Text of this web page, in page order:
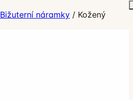
Bižuterní náramky / Kožený